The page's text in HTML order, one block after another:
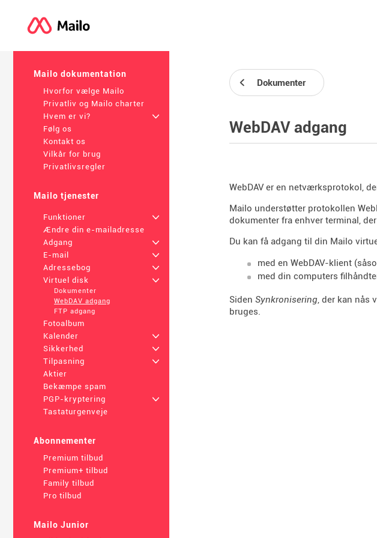
Mailo dokumentation
Hvorfor vælge Mailo
Privatliv og Mailo charter
Hvem er vi?
+
Følg os
Kontakt os
Vilkår for brug
Privatlivsregler
Mailo tjenester
Funktioner
+
Ændre din e-mailadresse
Adgang
+
E-mail
+
Adressebog
+
Virtuel disk
+
Dokumenter
WebDAV adgang
FTP adgang
Fotoalbum
Kalender
+
Sikkerhed
+
Tilpasning
+
Aktier
Bekæmpe spam
PGP-kryptering
+
Tastaturgenveje
Abonnementer
Premium tilbud
Premium+ tilbud
Family tilbud
Pro tilbud
Mailo Junior
Dokumenter
WebDAV adgang
WebDAV er en netværksprotokol,
Mailo understøtter protokollen
dokumenter fra enhver terminal,
Du kan få adgang til din Mailo
med en WebDAV-klient
med din computers
Siden Synkronisering, der kan nås
bruges.